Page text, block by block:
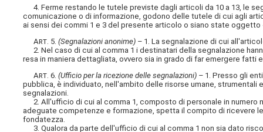
4. Ferme restando le tutele previste dagli articoli da 10 a 13, le
comunicazione o di informazione, godono delle tutele di cui agli
ai sensi dei commi 1 e 3 del presente articolo o siano state
Art. 5.(Segnalazioni anonime) – 1. La segnalazione di cui
2. Nel caso di cui al comma 1 i destinatari della segnalazione
resa in maniera dettagliata, ovvero sia in grado di far emergere
Art. 6.(Ufficio per la ricezione delle segnalazioni) – 1. Presso gli
pubblica, è individuato, nell'ambito delle risorse umane,
segnalazioni.
2. All'ufficio di cui al comma 1, composto di personale in numero
adeguate competenze e formazione, spetta il compito di ricevere
fondatezza.
3. Qualora da parte dell'ufficio di cui al comma 1 non sia dato